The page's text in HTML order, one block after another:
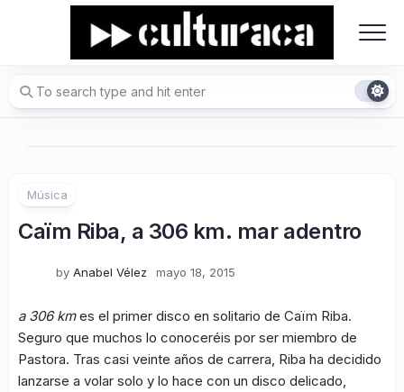
Música
Caïm Riba, a 306 km. mar adentro
by Anabel Vélez mayo 18, 2015
a 306 kmes el primer disco en solitario de Caïm Riba.
Seguro que muchos lo conoceréis por ser miembro de
Pastora. Tras casi veinte años de carrera, Riba ha decidido
lanzarse a volar solo y lo hace con un disco delicado,